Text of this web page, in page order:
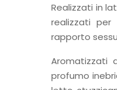
Realizzati in
realizzati
rapporto
Aromatizzati
profumo